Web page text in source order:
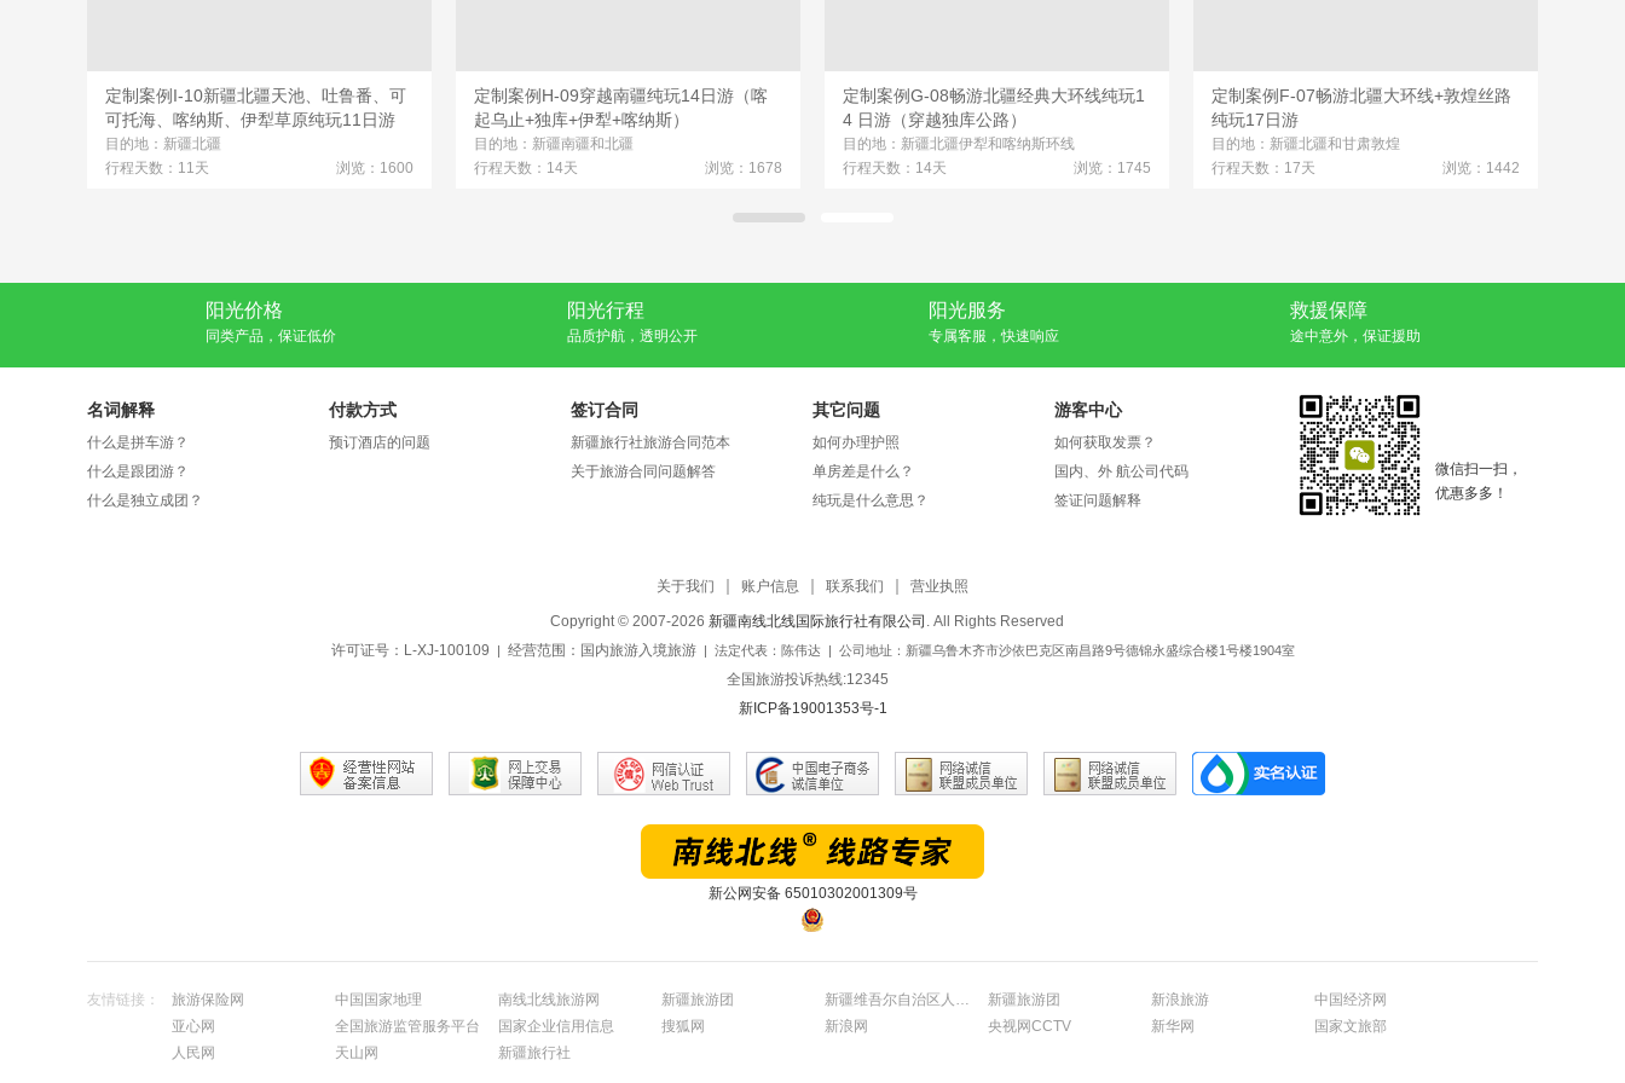
定制案例I-10新疆北疆天池、吐鲁番、可
可托海、喀纳斯、伊犁草原纯玩11日游
目的地：新疆北疆
行程天数：11天
浏览：1600
定制案例H-09穿越南疆纯玩14日游（喀
起乌止+独库+伊犁+喀纳斯）
目的地：新疆南疆和北疆
行程天数：14天
浏览：1678
定制案例G-08畅游北疆经典大环线纯玩1
4 日游（穿越独库公路）
目的地：新疆北疆伊犁和喀纳斯环线
行程天数：14天
浏览：1745
定制案例F-07畅游北疆大环线+敦煌丝路
纯玩17日游
目的地：新疆北疆和甘肃敦煌
行程天数：17天
浏览：1442
阳光价格
同类产品，保证低价
阳光行程
品质护航，透明公开
阳光服务
专属客服，快速响应
救援保障
途中意外，保证援助
名词解释
什么是拼车游？
什么是跟团游？
什么是独立成团？
付款方式
预订酒店的问题
签订合同
新疆旅行社旅游合同范本
关于旅游合同问题解答
其它问题
如何办理护照
单房差是什么？
纯玩是什么意思？
游客中心
如何获取发票？
国内、外 航公司代码
签证问题解释
微信扫一扫，
优惠多多！
关于我们 账户信息 联系我们 营业执照
Copyright © 2007-2026 新疆南线北线国际旅行社有限公司 . All Rights Reserved
许可证号：L-XJ-100109
| 经营范围：国内旅游入境旅游 | 法定代表：陈伟达 | 公司地址：新疆乌鲁木齐市沙依巴克区南昌路9号德锦永盛综合楼1号楼1904室
全国旅游投诉热线:12345
新ICP备19001353号-1
新公网安备 65010302001309号
友情链接： 旅游保险网 中国国家地理 南线北线旅游网 新疆旅游团 新疆维吾尔自治区人民政府官网 新疆旅游团 新浪旅游
中国经济网
亚心网
全国旅游监管服务平台 国家企业信用信息 搜狐网 新浪网 央视网CCTV 新华网
国家文旅部
人民网
天山网 新疆旅行社